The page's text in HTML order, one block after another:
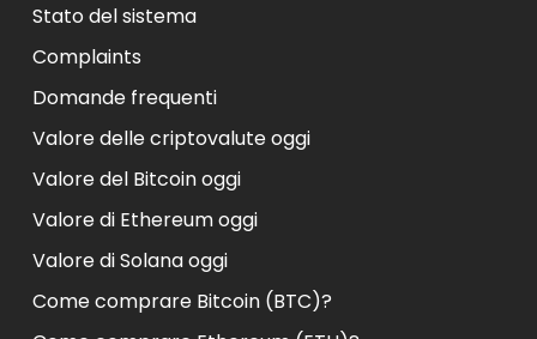
Stato del sistema
Complaints
Domande frequenti
Valore delle criptovalute oggi
Valore del Bitcoin oggi
Valore di Ethereum oggi
Valore di Solana oggi
Come comprare Bitcoin (BTC)?